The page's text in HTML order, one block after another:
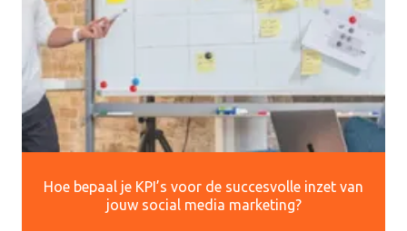
Hoe bepaal je KPI’s voor de succesvolle inzet van
jouw social media marketing?